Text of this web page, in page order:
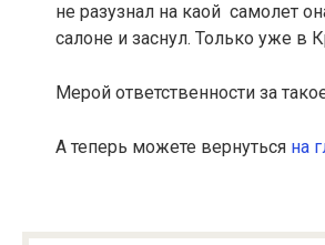
не разузнал на каой самолет
салоне и заснул. Только уже в
Мерой ответственности за
А теперь можете вернуться на